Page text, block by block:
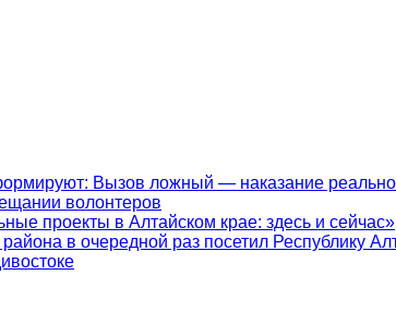
Вызов ложный — наказание
волонтеров
проекты в Алтайском крае: здесь и сейчас»
в очередной раз посетил Республику